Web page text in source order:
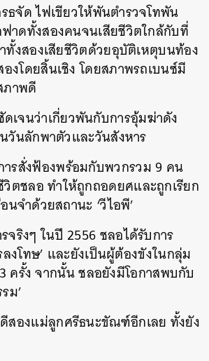
ธจัด ไฟเขียวให้พันตำรวจโทพัน
าดทั้งสองคนจนเสียชีวิตใกล้กับที่
ทั้งสองเสียชีวิตด้วยอุบัติเหตุบนท้อง
โดยสิ้นเชิง โดยสภาพรถเบนซ์มี
ภาพดี
เจนว่าเกี่ยวพันกับการอุ้มฆ่าดัง
วันลักพาตัวและวันสังหาร
รสั่งฟ้องพร้อมกับพวกรวม 9 คน
ตชลอ ทำให้ถูกถอดยศและถูกเรียก
จำด้วยสถานะ ‘วีไอพี’
ริงๆ ในปี 2556 ชลอได้รับการ
โทษ’ และยังเป็นผู้ต้องขังในกลุ่ม
ครั้ง จากนั้น ชลอยังมีโอกาสพบกับ
ม’
สองแม่ลูกศรีธนะขัณฑ์อีกเลย ทั้งยัง